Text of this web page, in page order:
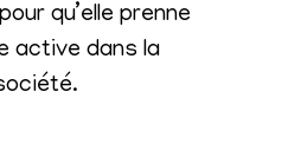
qu’elle prenne
active dans la
.